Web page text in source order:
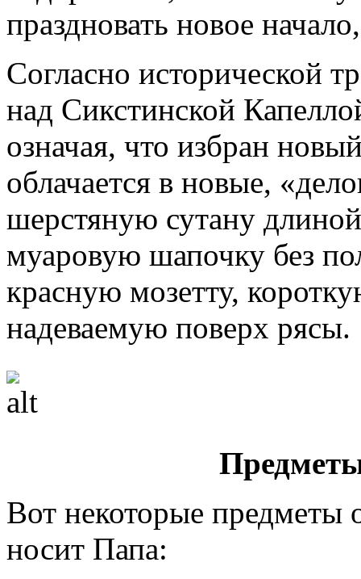
праздновать новое
Согласно исторической
над Сикстинской
означая, что избран
облачается в новые,
шерстяную сутану
муаровую шапочку без
красную мозетту,
надеваемую поверх рясы.
Вот некоторые предметы
носит Папа: